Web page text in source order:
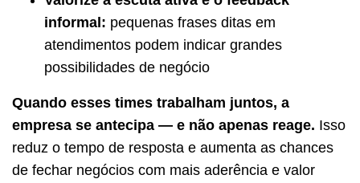
informal: pequenas frases ditas em
atendimentos podem indicar grandes
possibilidades de negócio
Quando esses times trabalham juntos, a
empresa se antecipa — e não apenas reage. Isso
reduz o tempo de resposta e aumenta as chances
de fechar negócios com mais aderência e valor